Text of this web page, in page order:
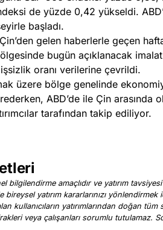
de yüzde 0,42 yükseldi.
başladı.
gelen haberlerle geçen
bugün açıklanacak imalat
oranı verilerine çevrildi.
üzere bölge genelinde
ABD’de ile Çin arasında
tarafından takip ediliyor.
bilgilendirme amaçlıdır ve yatırım
yatırım kararlarınızı yönlendirmek
kullanıcıların yatırımlarından doğan tüm
veya çalışanları sorumlu tutulamaz.